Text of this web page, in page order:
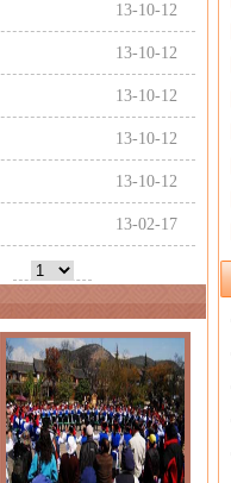
13-10-12
13-10-12
13-10-12
13-10-12
13-10-12
13-02-17